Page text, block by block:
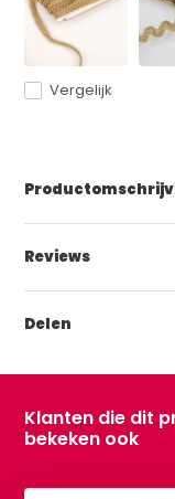
Vergelijk
Reviews
Delen
Klanten die dit
bekeken ook